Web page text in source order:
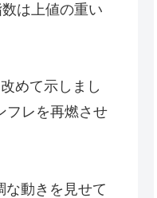
は上値の重い
めて示しまし
フレを再燃させ
な動きを見せて